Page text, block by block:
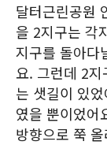
달터근린공원
을 2지구는 각
지구를 돌아다
요. 그런데 2
는 샛길이 있
였을 뿐이었어
방향으로 쭉